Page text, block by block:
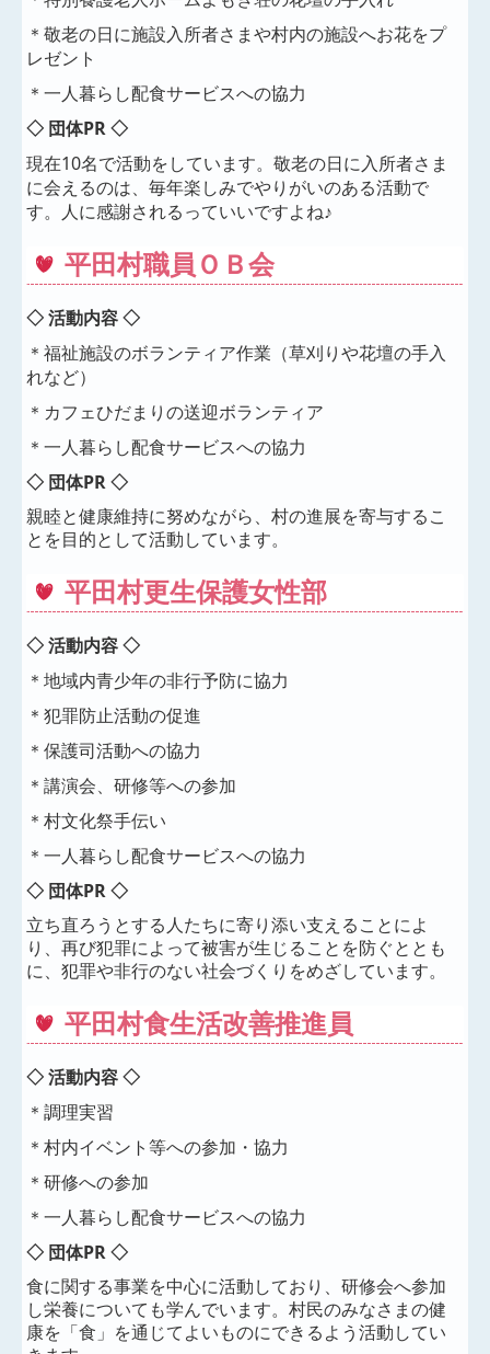
＊敬老の日に施設入所者さまや村内の施設へお花をプ
レゼント
＊一人暮らし配食サービスへの協力
◇ 団体PR ◇
現在10名で活動をしています。敬老の日に入所者さま
に会えるのは、毎年楽しみでやりがいのある活動で
す。人に感謝されるっていいですよね♪
平田村職員ＯＢ会
◇ 活動内容 ◇
＊福祉施設のボランティア作業（草刈りや花壇の手入
れなど）
＊カフェひだまりの送迎ボランティア
＊一人暮らし配食サービスへの協力
◇ 団体PR ◇
親睦と健康維持に努めながら、村の進展を寄与するこ
とを目的として活動しています。
平田村更生保護女性部
◇ 活動内容 ◇
＊地域内青少年の非行予防に協力
＊犯罪防止活動の促進
＊保護司活動への協力
＊講演会、研修等への参加
＊村文化祭手伝い
＊一人暮らし配食サービスへの協力
◇ 団体PR ◇
立ち直ろうとする人たちに寄り添い支えることによ
り、再び犯罪によって被害が生じることを防ぐととも
に、犯罪や非行のない社会づくりをめざしています。
平田村食生活改善推進員
◇ 活動内容 ◇
＊調理実習
＊村内イベント等への参加・協力
＊研修への参加
＊一人暮らし配食サービスへの協力
◇ 団体PR ◇
食に関する事業を中心に活動しており、研修会へ参加
し栄養についても学んでいます。村民のみなさまの健
康を「食」を通じてよいものにできるよう活動してい